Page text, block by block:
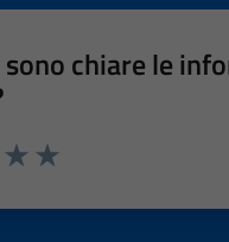
chiare le